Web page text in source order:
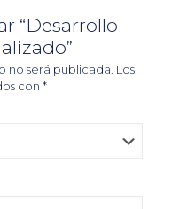
“Desarrollo
será publicada. Los
con *